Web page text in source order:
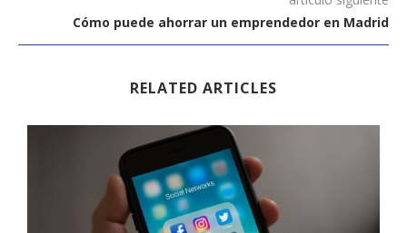
Cómo puede ahorrar un emprendedor en Madrid
RELATED ARTICLES